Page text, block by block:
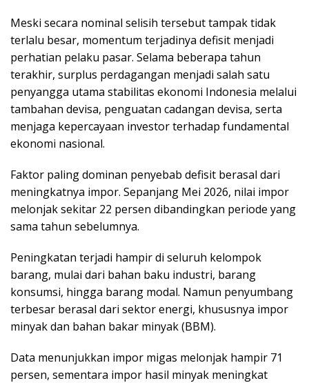
Meski secara nominal selisih tersebut tampak tidak
terlalu besar, momentum terjadinya defisit menjadi
perhatian pelaku pasar. Selama beberapa tahun
terakhir, surplus perdagangan menjadi salah satu
penyangga utama stabilitas ekonomi Indonesia melalui
tambahan devisa, penguatan cadangan devisa, serta
menjaga kepercayaan investor terhadap fundamental
ekonomi nasional.
Faktor paling dominan penyebab defisit berasal dari
meningkatnya impor. Sepanjang Mei 2026, nilai impor
melonjak sekitar 22 persen dibandingkan periode yang
sama tahun sebelumnya.
Peningkatan terjadi hampir di seluruh kelompok
barang, mulai dari bahan baku industri, barang
konsumsi, hingga barang modal. Namun penyumbang
terbesar berasal dari sektor energi, khususnya impor
minyak dan bahan bakar minyak (BBM).
Data menunjukkan impor migas melonjak hampir 71
persen, sementara impor hasil minyak meningkat